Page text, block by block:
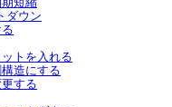
ダウン
トを入れる
造にする
する